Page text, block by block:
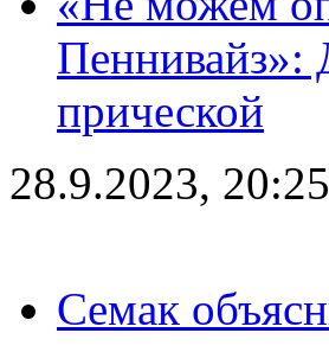
Пеннивайз»:
прической
28.9.2023, 20:25
Семак